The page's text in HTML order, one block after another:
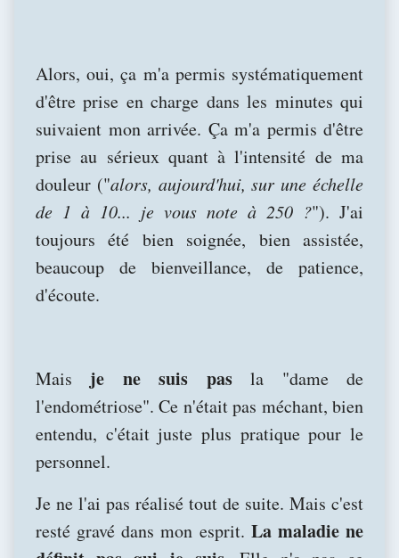
Alors, oui, ça m'a permis systématiquement
d'être prise en charge dans les minutes qui
suivaient mon arrivée. Ça m'a permis d'être
prise au sérieux quant à l'intensité de ma
douleur ("alors, aujourd'hui, sur une échelle
de 1 à 10... je vous note à 250 ?"). J'ai
toujours été bien soignée, bien assistée,
beaucoup de bienveillance, de patience,
d'écoute.
Mais je ne suis pasla "dame de
l'endométriose". Ce n'était pas méchant, bien
entendu, c'était juste plus pratique pour le
personnel.
Je ne l'ai pas réalisé tout de suite. Mais c'est
resté gravé dans mon esprit. La maladie ne